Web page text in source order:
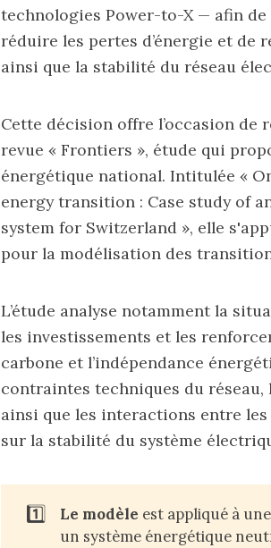
technologies Power-to-X — afin
réduire les pertes d’énergie et de
ainsi que la stabilité du réseau
Cette décision offre l’occasion de
revue « Frontiers », étude qui
énergétique national. Intitulée «
energy transition : Case study of
system for Switzerland », elle
pour la modélisation des
L’étude analyse notamment la
les investissements et les
carbone et l’indépendance
contraintes techniques du
ainsi que les interactions entre
sur la stabilité du système
1️⃣ Le modèle est appliqué à
un système énergétique